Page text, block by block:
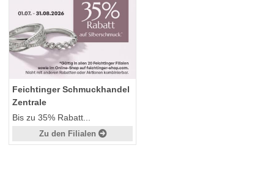
Feichtinger Schmuckhandel
Zentrale
Bis zu 35% Rabatt...
Zu den Filialen